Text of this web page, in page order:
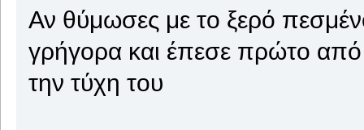
Αν θύμωσες με το ξερό
γρήγορα και έπεσε πρώτο από
την τύχη του